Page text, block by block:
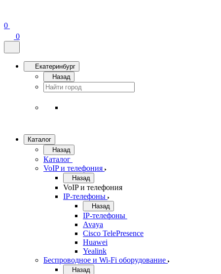
0
0
Екатеринбург
Назад
Каталог
Назад
Каталог
VoIP и телефония
Назад
VoIP и телефония
IP-телефоны
Назад
IP-телефоны
Avaya
Cisco TelePresence
Huawei
Yealink
Беспроводное и Wi-Fi оборудование
Назад